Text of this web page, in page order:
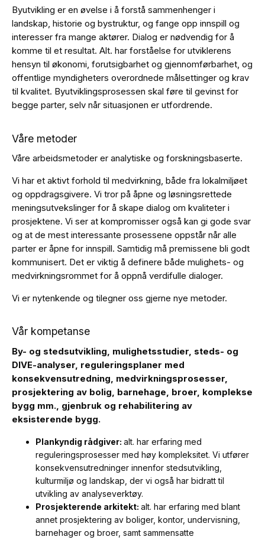
Byutvikling er en øvelse i å forstå sammenhenger i
landskap, historie og bystruktur, og fange opp innspill og
interesser fra mange aktører. Dialog er nødvendig for å
komme til et resultat. Alt. har forståelse for utviklerens
hensyn til økonomi, forutsigbarhet og gjennomførbarhet, og
offentlige myndigheters overordnede målsettinger og krav
til kvalitet. Byutviklings­prosessen skal føre til gevinst for
begge parter, selv når situasjonen er utfordrende.
Våre metoder
Våre arbeidsmetoder er analytiske og forskningsbaserte.
Vi har et aktivt forhold til medvirkning, både fra lokalmiljøet
og oppdragsgivere. Vi tror på åpne og løsningsrettede
meningsutvekslinger for å skape dialog om kvaliteter i
prosjektene. Vi ser at kompromisser også kan gi gode svar
og at de mest interessante prosessene oppstår når alle
parter er åpne for innspill. Samtidig må premissene bli godt
kommunisert. Det er viktig å definere både mulighets- og
medvirkningsrommet for å oppnå verdifulle dialoger.
Vi er nytenkende og tilegner oss gjerne nye metoder.
Vår kompetanse
By- og stedsutvikling, mulighetsstudier, steds- og
DIVE-analyser, reguleringsplaner med
konsekvensutredning, medvirkningsprosesser,
prosjektering av bolig, barnehage, broer, komplekse
bygg mm., gjenbruk og rehabilitering av
eksisterende bygg.
Plankyndig rådgiver: alt. har erfaring med
reguleringsprosesser med høy kompleksitet. Vi utfører
konsekvensutredninger innenfor stedsutvikling,
kulturmiljø og landskap, der vi også har bidratt til
utvikling av analyseverktøy.
Prosjekterende arkitekt: alt. har erfaring med blant
annet prosjektering av boliger, kontor, undervisning,
barnehager og broer, samt sammensatte